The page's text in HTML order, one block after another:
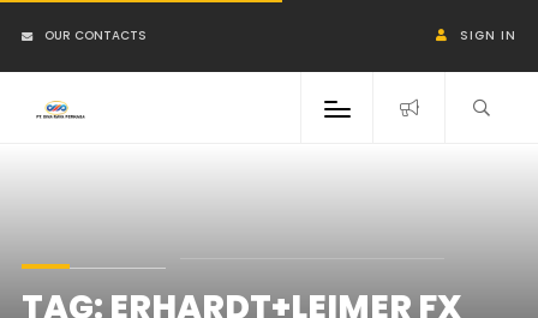
OUR CONTACTS SIGN IN
TAG: ERHARDT+LEIMER FX